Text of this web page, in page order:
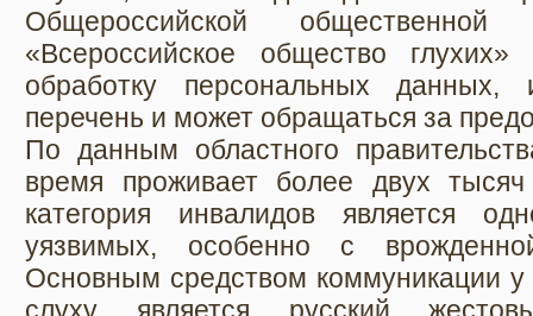
Общероссийской общественной
«Всероссийское общество
обработку персональных
перечень и может обращаться за
По данным областного
время проживает более двух
категория инвалидов является
уязвимых, особенно с
Основным средством коммуникации